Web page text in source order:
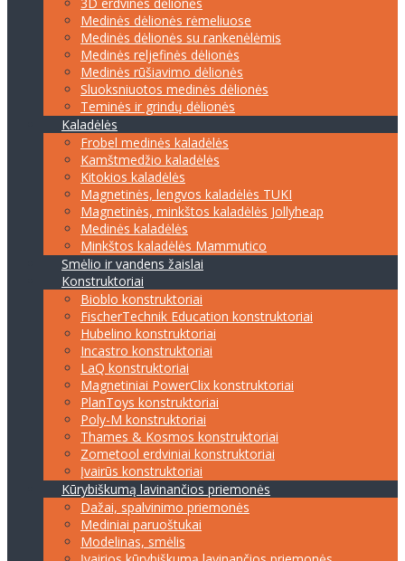
Medinės dėlionės rėmeliuose
Medinės dėlionės su rankenėlėmis
Medinės reljefinės dėlionės
Medinės rūšiavimo dėlionės
Sluoksniuotos medinės dėlionės
Teminės ir grindų dėlionės
Kaladėlės
Frobel medinės kaladėlės
Kamštmedžio kaladėlės
Kitokios kaladėlės
Magnetinės, lengvos kaladėlės TUKI
Magnetinės, minkštos kaladėlės Jollyheap
Medinės kaladėlės
Minkštos kaladėlės Mammutico
Smėlio ir vandens žaislai
Konstruktoriai
Bioblo konstruktoriai
FischerTechnik Education konstruktoriai
Hubelino konstruktoriai
Incastro konstruktoriai
LaQ konstruktoriai
Magnetiniai PowerClix konstruktoriai
PlanToys konstruktoriai
Poly-M konstruktoriai
Thames & Kosmos konstruktoriai
Zometool erdviniai konstruktoriai
Įvairūs konstruktoriai
Kūrybiškumą lavinančios priemonės
Dažai, spalvinimo priemonės
Mediniai paruoštukai
Modelinas, smėlis